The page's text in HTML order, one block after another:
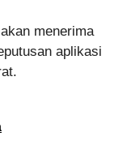
menerima
aplikasi